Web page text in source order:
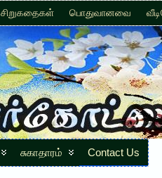
சிறுகதைகள் பொதுவானவை
சுகாதாரம் Contact Us